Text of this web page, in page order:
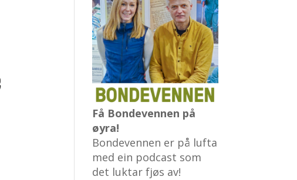
Få Bondevennen på
øyra!
Bondevennen er på lufta
med ein podcast som
det luktar fjøs av!